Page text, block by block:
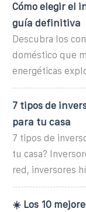
Cómo elegir el
guía definitiva
Descubra los
doméstico que
energéticas
7 tipos de
para tu casa
7 tipos de
tu casa?
red, inversores
☀️ Los 10